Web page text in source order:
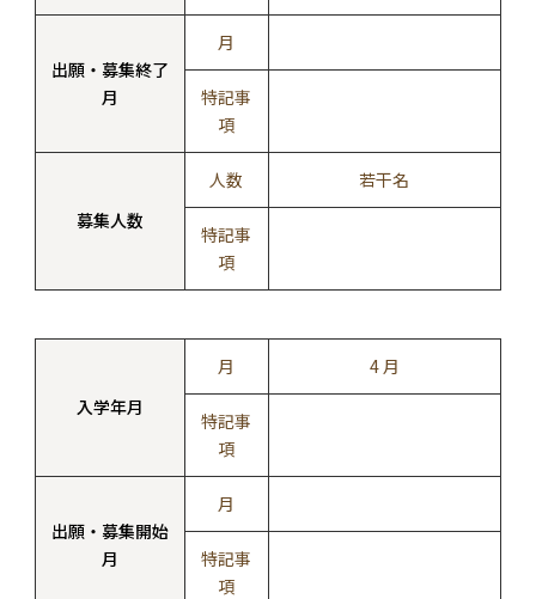
出願・募集終了
月
月
特記事
項
募集人数
人数 若干名
特記事
項
入学年月
月 4 月
特記事
項
出願・募集開始
月
月
特記事
項